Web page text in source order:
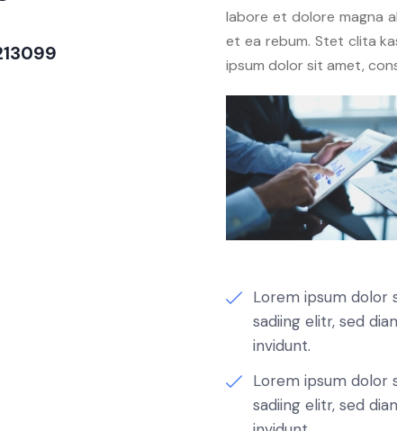
labore et dolore magna
et ea rebum. Stet clita
ipsum dolor sit amet,
Lorem ipsum dolor
sadiing elitr, sed
invidunt.
Lorem ipsum dolor
sadiing elitr, sed